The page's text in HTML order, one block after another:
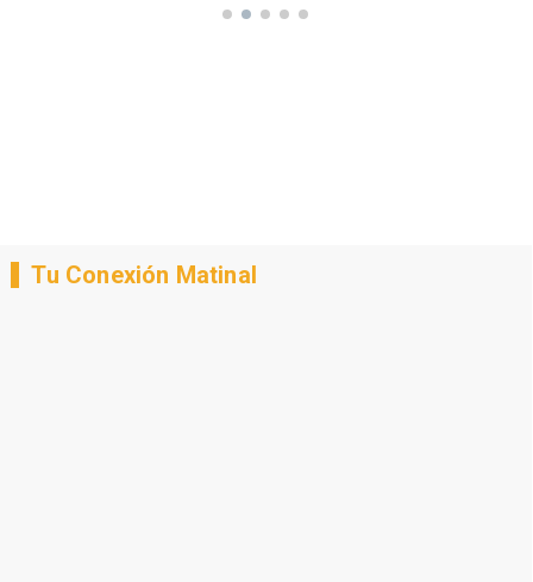
Tu Conexión Matinal